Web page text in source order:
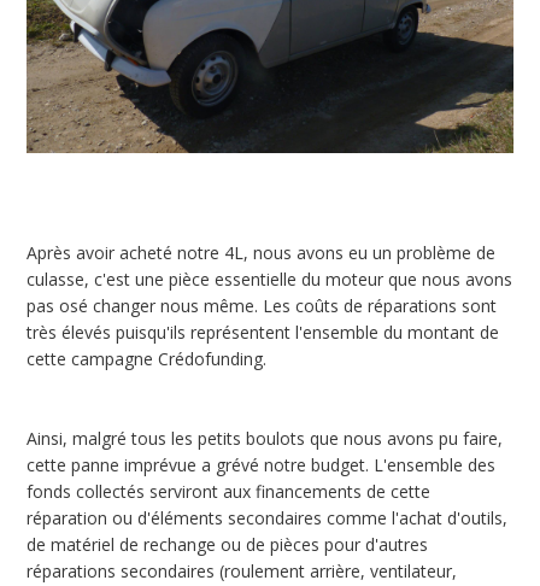
Après avoir acheté notre 4L, nous avons eu un problème de
culasse, c'est une pièce essentielle du moteur que nous avons
pas osé changer nous même. Les coûts de réparations sont
très élevés puisqu'ils représentent l'ensemble du montant de
cette campagne Crédofunding.
Ainsi, malgré tous les petits boulots que nous avons pu faire,
cette panne imprévue a grévé notre budget. L'ensemble des
fonds collectés serviront aux financements de cette
réparation ou d'éléments secondaires comme l'achat d'outils,
de matériel de rechange ou de pièces pour d'autres
réparations secondaires (roulement arrière, ventilateur,